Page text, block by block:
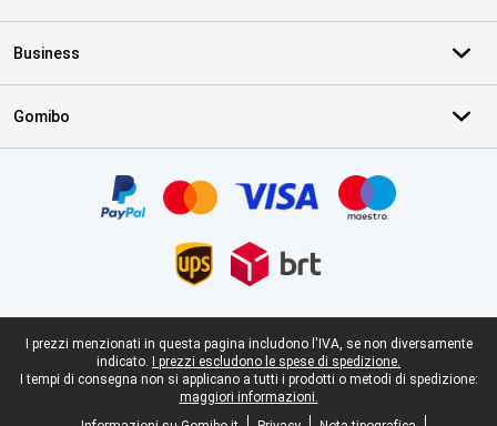
Business
Gomibo
Piè di pagina legale
I prezzi menzionati in questa pagina includono l'IVA, se non diversamente
indicato.
I prezzi escludono le spese di spedizione.
I tempi di consegna non si applicano a tutti i prodotti o metodi di spedizione:
maggiori informazioni.